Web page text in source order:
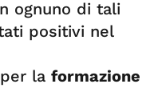
ognuno di tali
positivi nel
la formazione